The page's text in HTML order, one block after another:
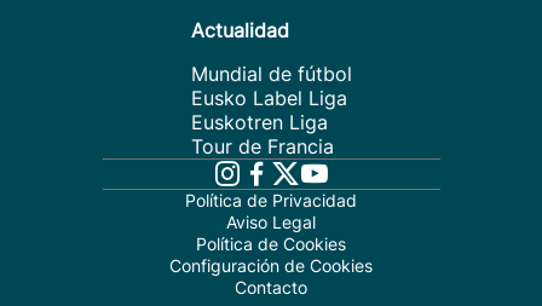
Actualidad
Mundial de fútbol
Eusko Label Liga
Euskotren Liga
Tour de Francia
Política de Privacidad
Aviso Legal
Política de Cookies
Configuración de Cookies
Contacto